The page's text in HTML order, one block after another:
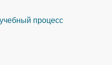
процесс